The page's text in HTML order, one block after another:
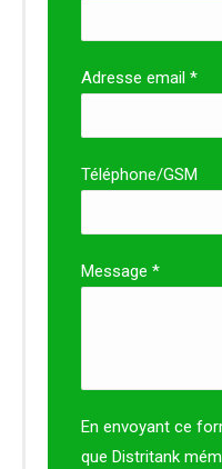
Adresse email *
Téléphone/GSM
Message *
En envoyant ce
que Distritank